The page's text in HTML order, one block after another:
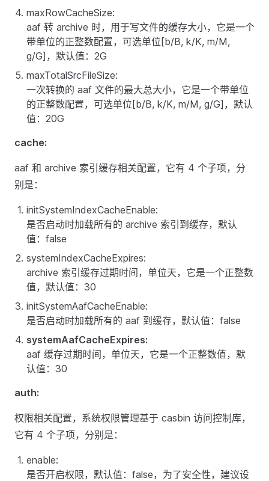
maxRowCacheSize:
aaf 转 archive 时，用于写文件的缓存大小，它是一个
带单位的正整数配置，可选单位[b/B, k/K, m/M,
g/G]，默认值：2G
maxTotalSrcFileSize:
一次转换的 aaf 文件的最大总大小，它是一个带单位
的正整数配置，可选单位[b/B, k/K, m/M, g/G]，默认
值：20G
cache:
aaf 和 archive 索引缓存相关配置，它有 4 个子项，分
别是：
initSystemIndexCacheEnable:
是否启动时加载所有的 archive 索引到缓存，默认
值：false
systemIndexCacheExpires:
archive 索引缓存过期时间，单位天，它是一个正整数
值，默认值：30
initSystemAafCacheEnable:
是否启动时加载所有的 aaf 到缓存，默认值：false
systemAafCacheExpires:
aaf 缓存过期时间，单位天，它是一个正整数值，默
认值：30
auth:
权限相关配置，系统权限管理基于 casbin 访问控制库，
它有 4 个子项，分别是：
enable:
是否开启权限，默认值：false，为了安全性，建议设